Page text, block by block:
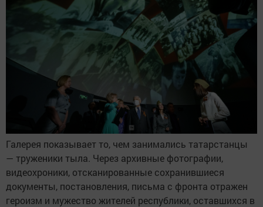
Галерея показывает то, чем занимались татарстанцы
— труженики тыла. Через архивные фотографии,
видеохроники, отсканированные сохранившиеся
документы, постановления, письма с фронта отражен
героизм и мужество жителей республики, оставшихся в